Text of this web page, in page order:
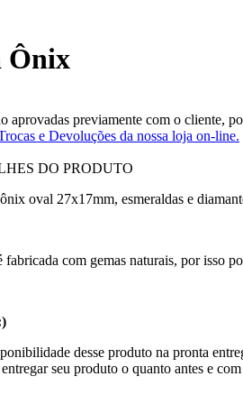
Ônix
aprovadas previamente com o cliente,
e Devoluções da nossa loja on-line.
DO PRODUTO
oval 27x17mm, esmeraldas e
fabricada com gemas naturais, por isso
desse produto na pronta
seu produto o quanto antes e